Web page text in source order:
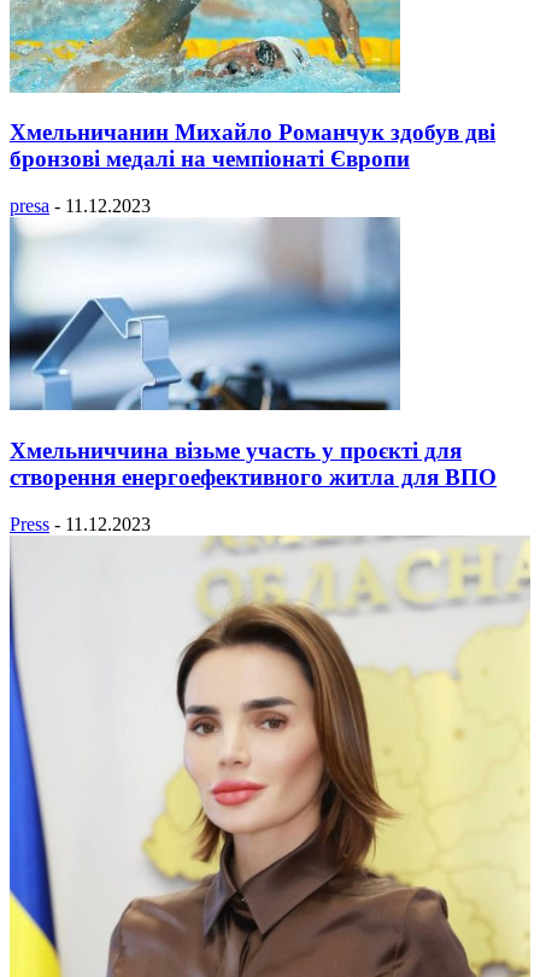
Хмельничанин Михайло Романчук здобув дві
бронзові медалі на чемпіонаті Європи
presa - 11.12.2023
Хмельниччина візьме участь у проєкті для
створення енергоефективного житла для ВПО
Press - 11.12.2023